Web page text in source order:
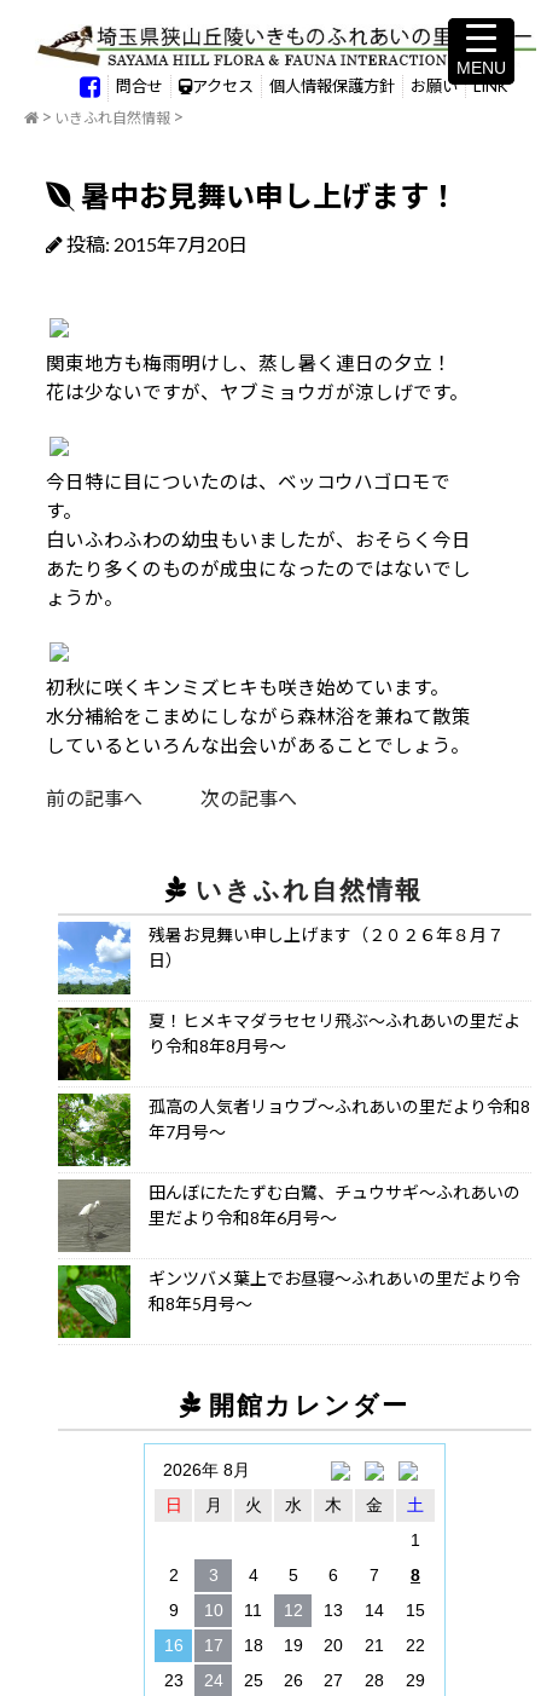
問合せ アクセス 個人情報保護方針 お願い LINK
いきふれ自然情報
暑中お見舞い申し上げます！
投稿: 2015年7月20日
関東地方も梅雨明けし、蒸し暑く連日の夕立！
花は少ないですが、ヤブミョウガが涼しげです。
今日特に目についたのは、ベッコウハゴロモで
す。
白いふわふわの幼虫もいましたが、おそらく今日
あたり多くのものが成虫になったのではないでし
ょうか。
初秋に咲くキンミズヒキも咲き始めています。
水分補給をこまめにしながら森林浴を兼ねて散策
しているといろんな出会いがあることでしょう。
前の記事へ 次の記事へ
いきふれ自然情報
残暑お見舞い申し上げます（２０２６年８月７
日）
夏！ヒメキマダラセセリ飛ぶ～ふれあいの里だよ
り令和8年8月号～
孤高の人気者リョウブ～ふれあいの里だより令和8
年7月号～
田んぼにたたずむ白鷺、チュウサギ～ふれあいの
里だより令和8年6月号～
ギンツバメ葉上でお昼寝～ふれあいの里だより令
和8年5月号～
開館カレンダー
2026年 8月
日
月 火 水 木 金
土
1
2
3 4 5 6 7
8
9
10 11 12 13 14
15
16
17 18 19 20 21
22
23
24 25 26 27 28
29
MENU
MENU